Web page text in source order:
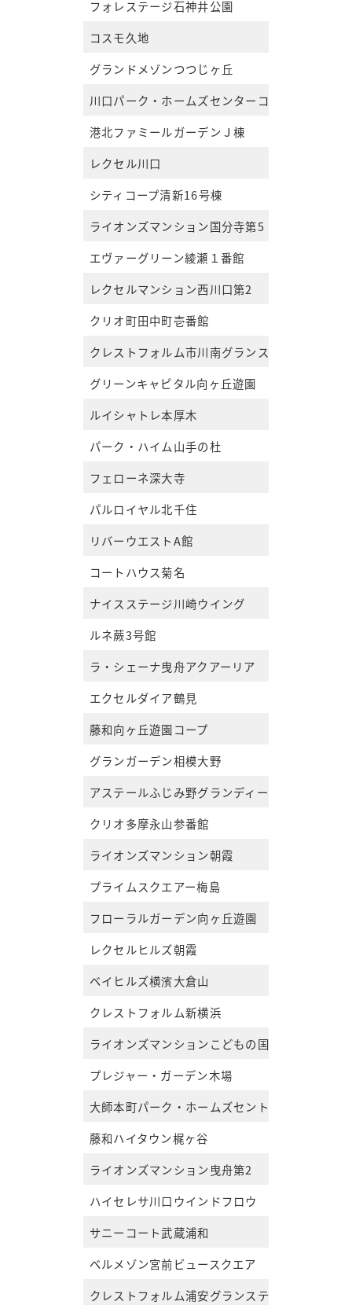
フォレステージ石神井公園
コスモ久地
グランドメゾンつつじヶ丘
川口パーク・ホームズセンターコート
港北ファミールガーデンＪ棟
レクセル川口
シティコープ清新16号棟
ライオンズマンション国分寺第5
エヴァーグリーン綾瀬１番館
レクセルマンション西川口第2
クリオ町田中町壱番館
クレストフォルム市川南グランステージ
グリーンキャピタル向ヶ丘遊園
ルイシャトレ本厚木
パーク・ハイム山手の杜
フェローネ深大寺
パルロイヤル北千住
リバーウエストA館
コートハウス菊名
ナイスステージ川崎ウイング
ルネ蕨3号館
ラ・シェーナ曳舟アクアーリア
エクセルダイア鶴見
藤和向ヶ丘遊園コープ
グランガーデン相模大野
アステールふじみ野グランディール
クリオ多摩永山参番館
ライオンズマンション朝霞
プライムスクエアー梅島
フローラルガーデン向ヶ丘遊園
レクセルヒルズ朝霞
ベイヒルズ横濱大倉山
クレストフォルム新横浜
ライオンズマンションこどもの国
プレジャー・ガーデン木場
大師本町パーク・ホームズセントマークコート
藤和ハイタウン梶ヶ谷
ライオンズマンション曳舟第2
ハイセレサ川口ウインドフロウ
サニーコート武蔵浦和
ベルメゾン宮前ビュースクエア
クレストフォルム浦安グランステージ